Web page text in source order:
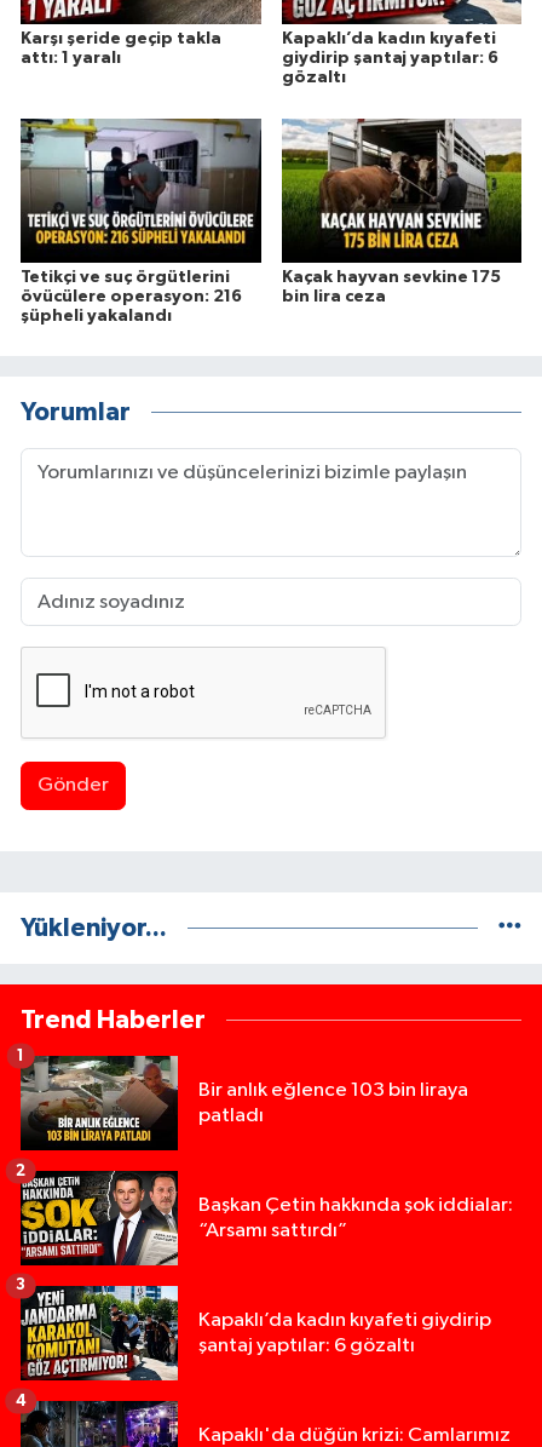
Karşı şeride geçip takla
attı: 1 yaralı
Kapaklı’da kadın kıyafeti
giydirip şantaj yaptılar: 6
gözaltı
Tetikçi ve suç örgütlerini
övücülere operasyon: 216
şüpheli yakalandı
Kaçak hayvan sevkine 175
bin lira ceza
Yorumlar
Gönder
Yükleniyor...
Trend Haberler
Bir anlık eğlence 103 bin liraya
patladı
1
Başkan Çetin hakkında şok iddialar:
“Arsamı sattırdı”
2
Kapaklı’da kadın kıyafeti giydirip
şantaj yaptılar: 6 gözaltı
3
Kapaklı'da düğün krizi: Camlarımız
4